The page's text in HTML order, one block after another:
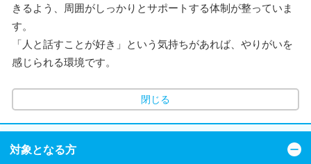
きるよう、周囲がしっかりとサポートする体制が整っていま
す。
「人と話すことが好き」という気持ちがあれば、やりがいを
感じられる環境です。
閉じる
対象となる方